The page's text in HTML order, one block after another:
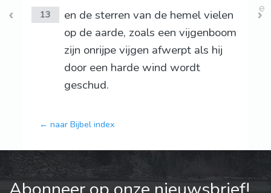
13
en de sterren van de hemel vielen
op de aarde, zoals een vijgenboom
zijn onrijpe vijgen afwerpt als hij
door een harde wind wordt
geschud.
← naar Bijbel index
e